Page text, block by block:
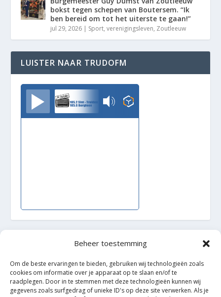
Beheer toestemming
Om de beste ervaringen te bieden, gebruiken wij technologieën zoals
cookies om informatie over je apparaat op te slaan en/of te
raadplegen. Door in te stemmen met deze technologieën kunnen wij
gegevens zoals surfgedrag of unieke ID's op deze site verwerken. Als je
bokst tegen schepen van Boutersem. “Ik
ben bereid om tot het uiterste te gaan!”
jul 29, 2026 | Sport,verenigingsleven, Zoutleeuw
LUISTER NAAR TRUDOFM
TrudoFM
WordPress